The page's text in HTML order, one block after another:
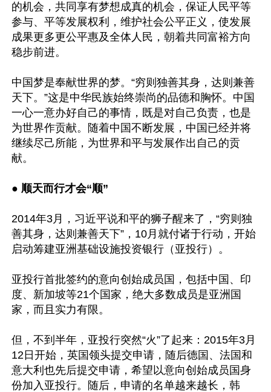
的机会，共同享有梦想成真的机会，保证人民平等
参与、平等发展权利，维护社会公平正义，使发展
成果更多更公平惠及全体人民，朝着共同富裕方向
稳步前进。
中国梦是奉献世界的梦。“穷则独善其身，达则兼善
天下。”这是中华民族始终崇尚的品德和胸怀。中国
一心一意办好自己的事情，既是对自己负责，也是
为世界作贡献。随着中国不断发展，中国已经并将
继续尽己所能，为世界和平与发展作出自己的贡
献。
● 顺天而行才会“顺”
2014年3月，习近平说和平的狮子醒来了，“穷则独
善其身，达则兼善天下”，10月就付诸于行动，开始
启动筹建亚洲基础设施投资银行（亚投行）。
亚投行首批签约的意向创始成员国，包括中国、印
度、新加坡等21个国家，绝大多数成员是亚洲国
家，而且实力有限。
但，不到半年，亚投行突然“火”了起来：2015年3月
12日开始，英国领头提交申请，随后德国、法国和
意大利也先后提交申请，希望以意向创始成员国身
份加入亚投行。随后，申请的名单越来越长，韩